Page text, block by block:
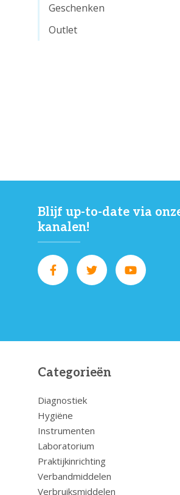
Geschenken
Outlet
Blijf up-to-date via
kanalen!
Categorieën
Diagnostiek
Hygiëne
Instrumenten
Laboratorium
Praktijkinrichting
Verbandmiddelen
Verbruiksmiddelen